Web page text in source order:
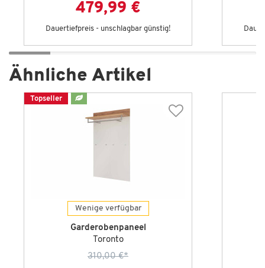
479,99 €
Dauertiefpreis - unschlagbar günstig!
Ähnliche Artikel
Topseller
Wenige verfügbar
Garderobenpaneel
Toronto
310,00 €*